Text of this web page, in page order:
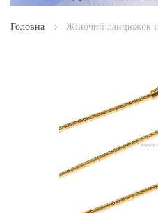
Головна Жіночий ланцюжок